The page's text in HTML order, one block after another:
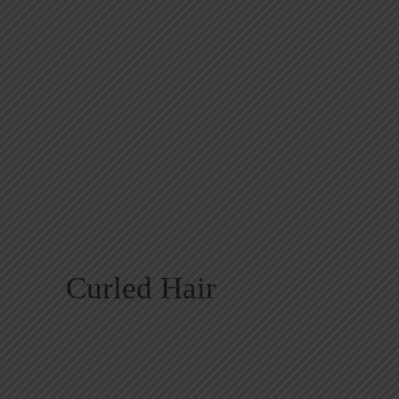
Curled Hair